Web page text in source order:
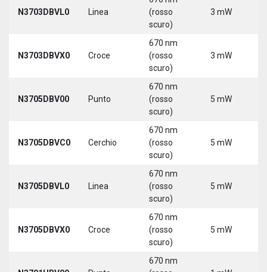
N3703DBVL0 Linea
(rosso
scuro)
3 mW
N3703DBVX0 Croce
670 nm
(rosso
scuro)
3 mW
N3705DBV00 Punto
670 nm
(rosso
scuro)
5 mW
N3705DBVC0 Cerchio
670 nm
(rosso
scuro)
5 mW
N3705DBVL0 Linea
670 nm
(rosso
scuro)
5 mW
N3705DBVX0 Croce
670 nm
(rosso
scuro)
5 mW
670 nm